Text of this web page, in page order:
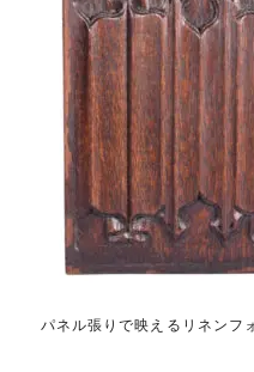
パネル張りで映えるリネンフ